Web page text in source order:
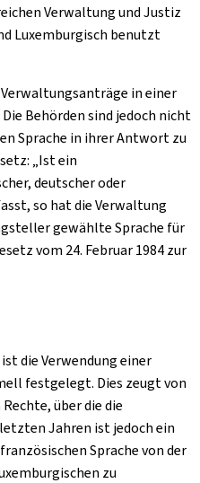
Verwaltung und Justiz
Luxemburgisch benutzt
in einer
Behörden sind jedoch nicht
Sprache in ihrer Antwort zu
„Ist ein
deutscher oder
so hat die Verwaltung
gewählte Sprache für
vom 24. Februar 1984 zur
die Verwendung einer
festgelegt. Dies zeugt von
über die die
Jahren ist jedoch ein
Sprache von der
zu